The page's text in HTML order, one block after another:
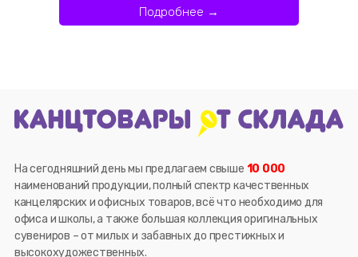
Подробнее →
На сегодняшний день мы предлагаем свыше 10 000
наименований продукции, полный спектр качественных
канцелярских и офисных товаров, всё что необходимо для
офиса и школы, а также большая коллекция оригинальных
сувениров – от милых и забавных до престижных и
высокохудожественных.